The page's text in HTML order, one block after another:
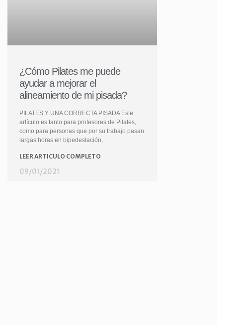
¿Cómo Pilates me puede
ayudar a mejorar el
alineamiento de mi pisada?
PILATES Y UNA CORRECTA PISADA Este
artículo es tanto para profesores de Pilates,
como para personas que por su trabajo pasan
largas horas en bipedestación,
LEER ARTICULO COMPLETO
09/01/2021